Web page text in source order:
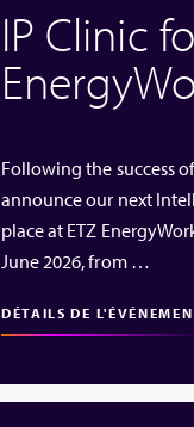
IP Clinic
Following the success
announce our next
place at ETZ
June 2026, from …
DÉTAILS DE